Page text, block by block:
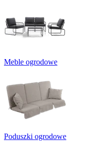
Meble ogrodowe
Poduszki ogrodowe